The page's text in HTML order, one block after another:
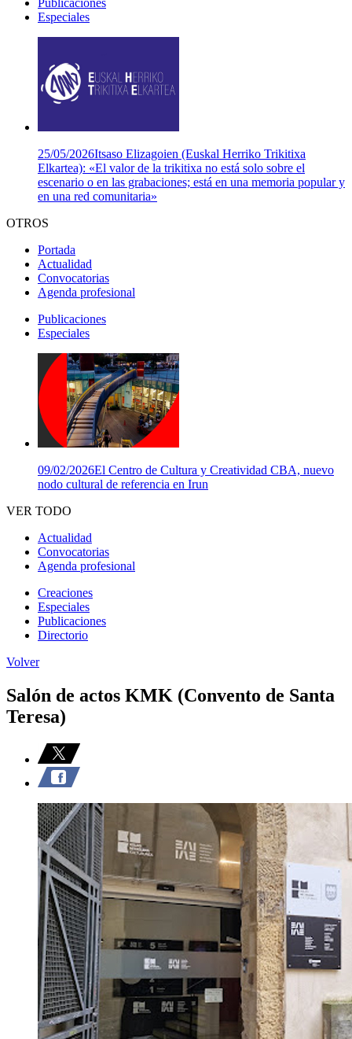
Publicaciones
Especiales
25/05/2026Itsaso Elizagoien (Euskal Herriko Trikitixa
Elkartea): «El valor de la trikitixa no está solo sobre el
escenario o en las grabaciones; está en una memoria popular y
en una red comunitaria»
OTROS
Portada
Actualidad
Convocatorias
Agenda profesional
Publicaciones
Especiales
09/02/2026El Centro de Cultura y Creatividad CBA, nuevo
nodo cultural de referencia en Irun
VER TODO
Actualidad
Convocatorias
Agenda profesional
Creaciones
Especiales
Publicaciones
Directorio
Volver
Salón de actos KMK (Convento de Santa
Teresa)